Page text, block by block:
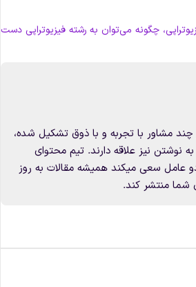
چگونه می‌توان به رشته فیزیوتراپی دست
چند مشاور با تجربه و با ذوق تشکیل شده،
نوشتن نیز علاقه دارند. تیم محتوای
عامل سعی میکند همیشه مقالات به روز
منتشر کند.